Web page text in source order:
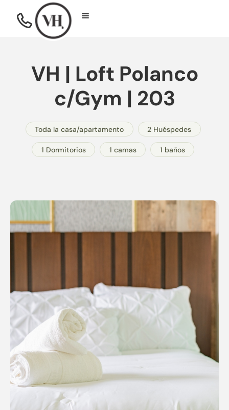
VH | Loft Polanco
c/Gym | 203
Toda la casa/apartamento 2 Huéspedes
1 Dormitorios 1 camas 1 baños